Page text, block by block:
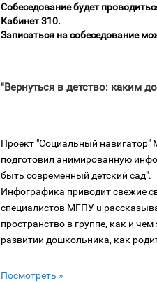
Собеседование будет
Кабинет 310.
Записаться на собеседование
"Вернуться в детство: каким
Проект "Социальный
подготовил анимированную
быть современный детский сад".
Инфографика приводит свежие
специалистов МГПУ u
пространство в группе, как и
развитии дошкольника, как
Посмотреть »